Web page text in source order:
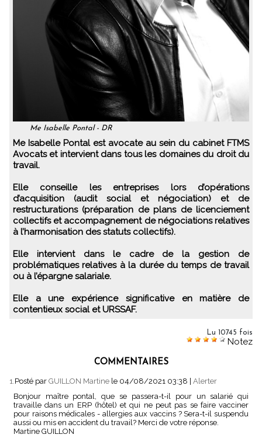
Me Isabelle Pontal - DR
Me Isabelle Pontal est avocate au sein du cabinet FTMS
Avocats et intervient dans tous les domaines du droit du
travail.
Elle conseille les entreprises lors d’opérations
d’acquisition (audit social et négociation) et de
restructurations (préparation de plans de licenciement
collectifs et accompagnement de négociations relatives
à l’harmonisation des statuts collectifs).
Elle intervient dans le cadre de la gestion de
problématiques relatives à la durée du temps de travail
ou à l’épargne salariale.
Elle a une expérience significative en matière de
contentieux social et URSSAF.
Lu 10745 fois
Notez
COMMENTAIRES
1. Posté par GUILLON Martine le 04/08/2021 03:38 | Alerter
Bonjour maître pontal, que se passera-t-il pour un salarié qui
travaille dans un ERP (hôtel) et qui ne peut pas se faire vacciner
pour raisons médicales - allergies aux vaccins ? Sera-t-il suspendu
aussi ou mis en accident du travail? Merci de votre réponse.
Martine GUILLON